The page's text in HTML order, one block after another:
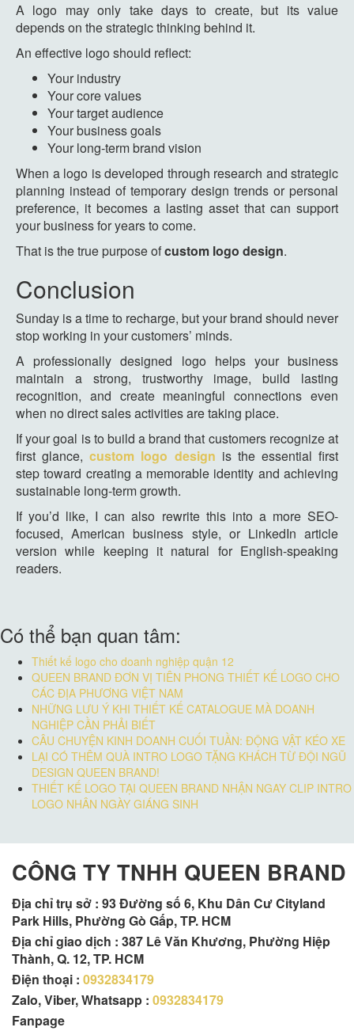
A logo may only take days to create, but its value
depends on the strategic thinking behind it.
An effective logo should reflect:
Your industry
Your core values
Your target audience
Your business goals
Your long-term brand vision
When a logo is developed through research and strategic
planning instead of temporary design trends or personal
preference, it becomes a lasting asset that can support
your business for years to come.
That is the true purpose ofcustom logo design.
Conclusion
Sunday is a time to recharge, but your brand should never
stop working in your customers’ minds.
A professionally designed logo helps your business
maintain a strong, trustworthy image, build lasting
recognition, and create meaningful connections even
when no direct sales activities are taking place.
If your goal is to build a brand that customers recognize at
first glance,custom logo design is the essential first
step toward creating a memorable identity and achieving
sustainable long-term growth.
If you’d like, I can also rewrite this into a more SEO-
focused, American business style, or LinkedIn article
version while keeping it natural for English-speaking
readers.
Có thể bạn quan tâm:
Thiết kế logo cho doanh nghiệp quận 12
QUEEN BRAND ĐƠN VỊ TIÊN PHONG THIẾT KẾ LOGO CHO
CÁC ĐỊA PHƯƠNG VIỆT NAM
NHỮNG LƯU Ý KHI THIẾT KẾ CATALOGUE MÀ DOANH
NGHIỆP CẦN PHẢI BIẾT
CÂU CHUYỆN KINH DOANH CUỐI TUẦN: ĐỘNG VẬT KÉO XE
LẠI CÓ THÊM QUÀ INTRO LOGO TẶNG KHÁCH TỪ ĐỘI NGŨ
DESIGN QUEEN BRAND!
THIẾT KẾ LOGO TẠI QUEEN BRAND NHẬN NGAY CLIP INTRO
LOGO NHÂN NGÀY GIÁNG SINH
CÔNG TY TNHH QUEEN BRAND
Địa chỉ trụ sở : 93 Đường số 6, Khu Dân Cư Cityland
Park Hills, Phường Gò Gấp, TP. HCM
Địa chỉ giao dịch : 387 Lê Văn Khương, Phường Hiệp
Thành, Q. 12, TP. HCM
Điện thoại : 0932834179
Zalo, Viber, Whatsapp : 0932834179
Fanpage